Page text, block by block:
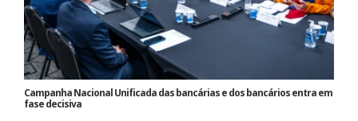
Campanha Nacional Unificada das bancárias e dos bancários entra em
fase decisiva